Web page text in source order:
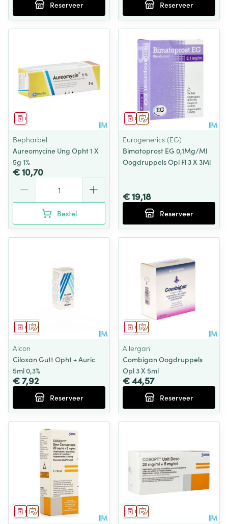
Reserveer Reserveer
Geneesmiddel
Bepharbel
Aureomycine Ung Opht 1 X
5g 1%
€ 10,70
Bestel
Op voorschrift
Geneesmiddel
Eurogenerics (EG)
Bimatoprost EG 0,1Mg/Ml
Oogdruppels Opl Fl 3 X 3Ml
€ 19,18
Reserveer
Op voorschrift
Geneesmiddel
Alcon
Ciloxan Gutt Opht + Auric
5ml 0,3%
€ 7,92
Reserveer
Op voorschrift
Geneesmiddel
Allergan
Combigan Oogdruppels
Opl 3 X 5ml
€ 44,57
Reserveer
Op voorschrift
Geneesmiddel Op voorschrift
Geneesmiddel